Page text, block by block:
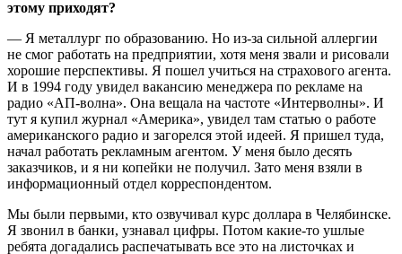
этому приходят?
— Я металлург по образованию. Но из-за сильной аллергии
не смог работать на предприятии, хотя меня звали и рисовали
хорошие перспективы. Я пошел учиться на страхового агента.
И в 1994 году увидел вакансию менеджера по рекламе на
радио «АП-волна». Она вещала на частоте «Интерволны». И
тут я купил журнал «Америка», увидел там статью о работе
американского радио и загорелся этой идеей. Я пришел туда,
начал работать рекламным агентом. У меня было десять
заказчиков, и я ни копейки не получил. Зато меня взяли в
информационный отдел корреспондентом.
Мы были первыми, кто озвучивал курс доллара в Челябинске.
Я звонил в банки, узнавал цифры. Потом какие-то ушлые
ребята догадались распечатывать все это на листочках и